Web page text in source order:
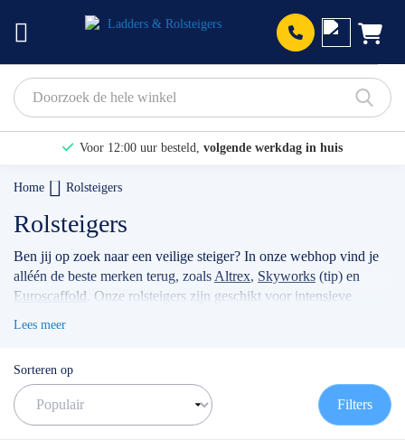
Voor 12:00 uur besteld, volgende werkdag in huis
Home Rolsteigers
Rolsteigers
Ben jij op zoek naar een veilige steiger? In onze webhop vind je
alléén de beste merken terug, zoals Altrex, Skyworks (tip) en
Euroscaffold . Onze rolsteigers zijn geschikt voor intensieve
volgens de actuele norm te werken met de
voorloopleuning
TIP: maak gebruik van onze filters om snel
de juiste rolsteiger te vinden!
Lees meer
Sorteren op
Filters